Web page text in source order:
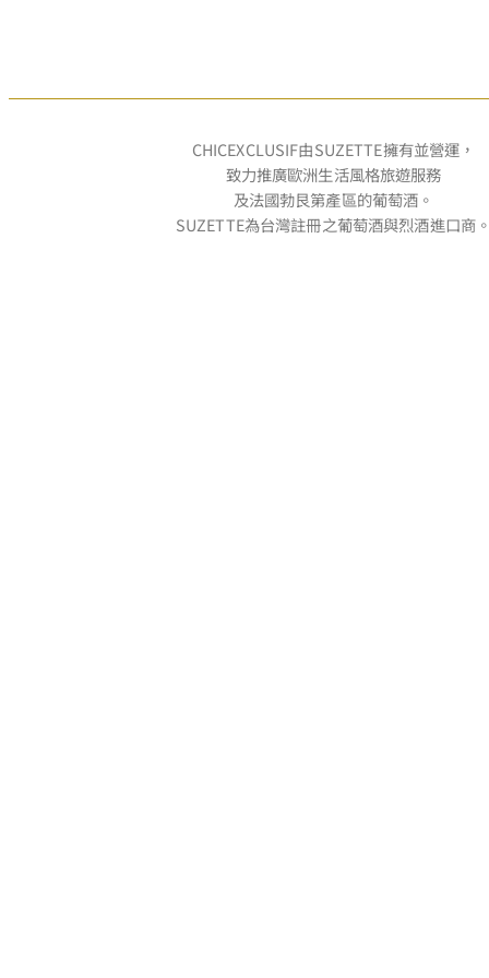
CHICEXCLUSIF由SUZETTE擁有並營運，
致力推廣歐洲生活風格旅遊服務
及法國勃艮第產區的葡萄酒。
SUZETTE為台灣註冊之葡萄酒與烈酒進口商